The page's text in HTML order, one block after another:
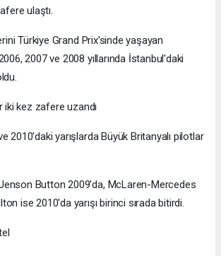
ulaştı.
Türkiye Grand Prix'sinde yaşayan
2007 ve 2008 yıllarında İstanbul'daki
iki kez zafere uzandı
2010'daki yarışlarda Büyük Britanyalı pilotlar
Jenson Button 2009'da, McLaren-Mercedes
ise 2010'da yarışı birinci sırada bitirdi.